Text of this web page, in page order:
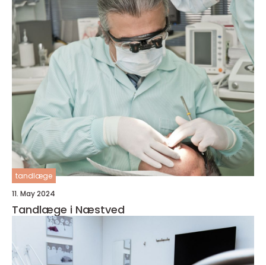
tandlæge
11. May 2024
Tandlæge i Næstved